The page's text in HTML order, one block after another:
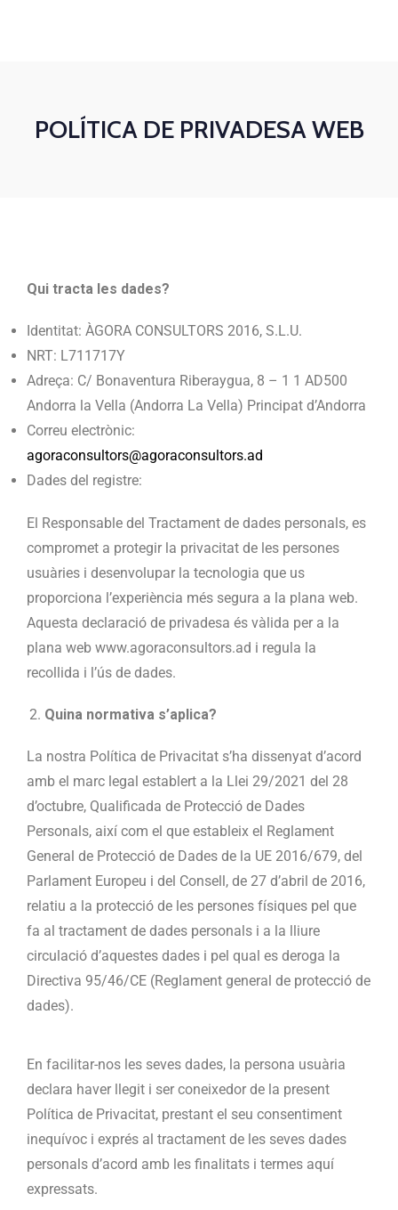
POLÍTICA DE PRIVADESA WEB
Qui tracta les dades?
Identitat: ÀGORA CONSULTORS 2016, S.L.U.
NRT: L711717Y
Adreça: C/ Bonaventura Riberaygua, 8 – 1 1 AD500
Andorra la Vella (Andorra La Vella) Principat d’Andorra
Correu electrònic:
agoraconsultors@agoraconsultors.ad
Dades del registre:
El Responsable del Tractament de dades personals, es
compromet a protegir la privacitat de les persones
usuàries i desenvolupar la tecnologia que us
proporciona l’experiència més segura a la plana web.
Aquesta declaració de privadesa és vàlida per a la
plana web www.agoraconsultors.ad i regula la
recollida i l’ús de dades.
Quina normativa s’aplica?
La nostra Política de Privacitat s’ha dissenyat d’acord
amb el marc legal establert a la Llei 29/2021 del 28
d’octubre, Qualificada de Protecció de Dades
Personals, així com el que estableix el Reglament
General de Protecció de Dades de la UE 2016/679, del
Parlament Europeu i del Consell, de 27 d’abril de 2016,
relatiu a la protecció de les persones físiques pel que
fa al tractament de dades personals i a la lliure
circulació d’aquestes dades i pel qual es deroga la
Directiva 95/46/CE (Reglament general de protecció de
dades).
En facilitar-nos les seves dades, la persona usuària
declara haver llegit i ser coneixedor de la present
Política de Privacitat, prestant el seu consentiment
inequívoc i exprés al tractament de les seves dades
personals d’acord amb les finalitats i termes aquí
expressats.